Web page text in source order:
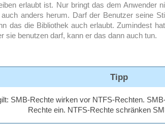
erlaubt ist. Nur bringt das dem Anwender
anders herum. Darf der Benutzer seine
das die Bibliothek auch erlaubt. Zumindest
sie benutzen darf, kann er das dann auch tun.
Tipp
SMB-Rechte wirken vor NTFS-Rechten.
Rechte ein. NTFS-Rechte schränken